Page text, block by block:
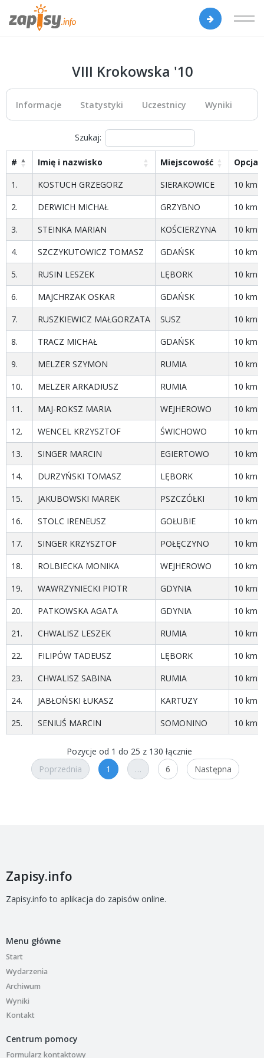
VIII Krokowska '10
Informacje Statystyki Uczestnicy Wyniki
Szukaj:
# Imię i nazwisko Miejscowość
Opcja
1.
KOSTUCH GRZEGORZ SIERAKOWICE
10 km
2.
DERWICH MICHAŁ GRZYBNO
10 km
3.
STEINKA MARIAN KOŚCIERZYNA
10 km
4.
SZCZYKUTOWICZ TOMASZ GDAŃSK
10 km
5.
RUSIN LESZEK LĘBORK
10 km
6.
MAJCHRZAK OSKAR GDAŃSK
10 km
7.
RUSZKIEWICZ MAŁGORZATA SUSZ
10 km
8.
TRACZ MICHAŁ GDAŃSK
10 km
9.
MELZER SZYMON RUMIA
10 km
10.
MELZER ARKADIUSZ RUMIA
10 km
11.
MAJ-ROKSZ MARIA WEJHEROWO
10 km
12.
WENCEL KRZYSZTOF ŚWICHOWO
10 km
13.
SINGER MARCIN EGIERTOWO
10 km
14.
DURZYŃSKI TOMASZ LĘBORK
10 km
15.
JAKUBOWSKI MAREK PSZCZÓŁKI
10 km
16.
STOLC IRENEUSZ GOŁUBIE
10 km
17.
SINGER KRZYSZTOF POŁĘCZYNO
10 km
18.
ROLBIECKA MONIKA WEJHEROWO
10 km
19.
WAWRZYNIECKI PIOTR GDYNIA
10 km
20.
PATKOWSKA AGATA GDYNIA
10 km
21.
CHWALISZ LESZEK RUMIA
10 km
22.
FILIPÓW TADEUSZ LĘBORK
10 km
23.
CHWALISZ SABINA RUMIA
10 km
24.
JABŁOŃSKI ŁUKASZ KARTUZY
10 km
25.
SENIUŚ MARCIN SOMONINO 10 km
Pozycje od 1 do 25 z 130 łącznie
Poprzednia
1 … 6 Następna
Zapisy.info
Zapisy.info to aplikacja do zapisów online.
Menu główne
Start
Wydarzenia
Archiwum
Wyniki
Kontakt
Centrum pomocy
Formularz kontaktowy